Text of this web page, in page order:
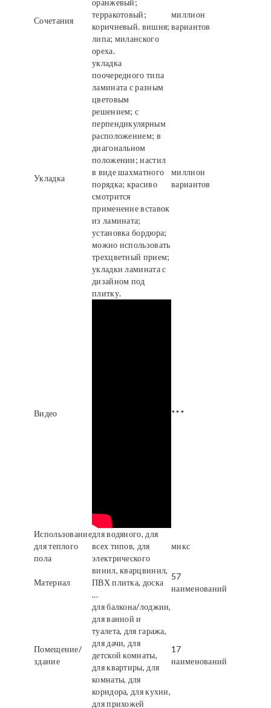
Сочетания
оранжевый;
терракотовый;
коричневый. вишня;
липа; миланского
ореха.
миллион
вариантов
Укладка
укладка
поочередного типа
ламината с разным
цветовым
решением; с
перпендикулярным
расположением; в
диагональном
положении; настил
в виде шахматного
порядка; красиво
смотрится
применение вставок
из ламината;
установка бордюра;
можно использовать
трехцветный прием;
укладки ламината с
дизайном под
плитку.
миллион
вариантов
Видео ***
Использование
для теплого
пола
для водяного, для
всех типов, для
электрического
микс
Материал
винил, кварцвинил,
ПВХ плитка, доска
...
57
наименований
Помещение/
здание
для балкона/лоджии,
для ванной и
туалета, для гаража,
для дачи, для
детской комнаты,
для квартиры, для
комнаты, для
коридора, для кухни,
для прихожей
17
наименований